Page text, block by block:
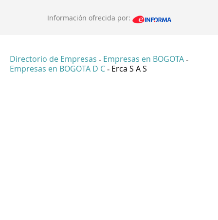
Información ofrecida por:
Directorio de Empresas - Empresas en BOGOTA -
Empresas en BOGOTA D C - Erca S A S